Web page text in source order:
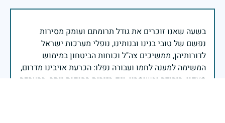
בשעה שאנו זוכרים את גודל תרומתם ועומק מסירות
נפשם של טובי בנינו ובנותינו, נופלי מערכות ישראל
לדורותיהן, ממשיכים צה"ל וכוחות הביטחון במימוש
המשימה למענה לחמו ועבורה נפלו: הכרעת אויבינו מדרום,
מצפון, ביהודה ובשומרון, וגם בזירות רחוקות יותר. בהערכה